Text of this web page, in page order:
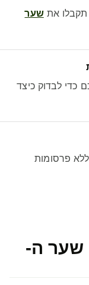
שער
כדי לבדוק כיצד
פרסומות
שער ה-